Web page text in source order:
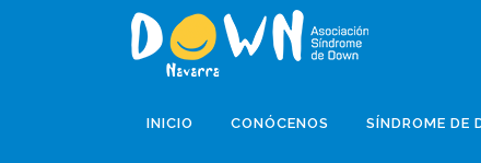
INICIO CONÓCENOS SÍNDROME DE